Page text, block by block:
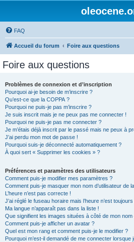
FAQ
Accueil du forum Foire aux questions
Foire aux questions
Problèmes de connexion et d’inscription
Pourquoi ai-je besoin de m’inscrire ?
Qu’est-ce que la COPPA ?
Pourquoi ne puis-je pas m’inscrire ?
Je suis inscrit mais je ne peux pas me connecter !
Pourquoi ne puis-je pas me connecter ?
Je m’étais déjà inscrit par le passé mais ne peux à
J’ai perdu mon mot de passe !
Pourquoi suis-je déconnecté automatiquement ?
À quoi sert « Supprimer les cookies » ?
Préférences et paramètres des utilisateurs
Comment puis-je modifier mes paramètres ?
Comment puis-je masquer mon nom d’utilisateur de
L’heure n’est pas correcte !
J’ai réglé le fuseau horaire mais l’heure n’est
Ma langue n’apparaît pas dans la liste !
Que signifient les images situées à côté de mon nom
Comment puis-je afficher un avatar ?
Quel est mon rang et comment puis-je le modifier ?
Pourquoi m’est-il demandé de me connecter